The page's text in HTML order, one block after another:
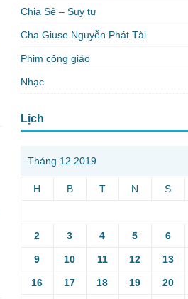
Chia Sẻ – Suy tư
Cha Giuse Nguyễn Phát Tài
Phim công giáo
Nhạc
Lịch
Tháng 12 2019
H B T N S
2 3 4 5 6
9 10 11 12 13
16 17 18 19 20